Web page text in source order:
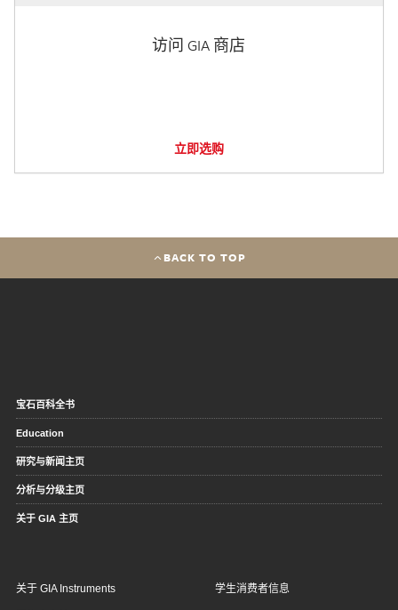
访问 GIA 商店
立即选购
BACK TO TOP
宝石百科全书
Education
研究与新闻主页
分析与分级主页
关于 GIA 主页
关于 GIA Instruments 学生消费者信息